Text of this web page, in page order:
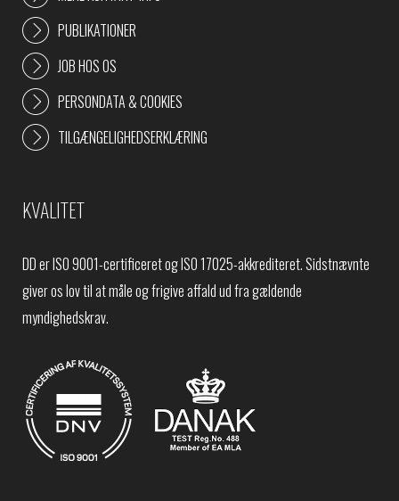
PUBLIKATIONER
JOB HOS OS
PERSONDATA & COOKIES
TILGÆNGELIGHEDSERKLÆRING
KVALITET
DD er ISO 9001-certificeret og ISO 17025-akkrediteret. Sidstnævnte
giver os lov til at måle og frigive affald ud fra gældende
myndighedskrav.